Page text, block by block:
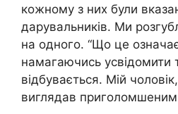
кожному з них були
дарувальників. Ми
на одного. “Що це
намагаючись усвідомити
відбувається. Мій
виглядав